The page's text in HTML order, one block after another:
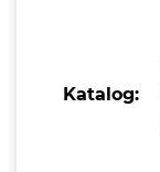
Katalog: